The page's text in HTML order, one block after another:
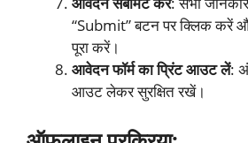
“Submit” बटन पर क्लिक करें
पूरा करें।
आवेदन फॉर्म का प्रिंट आउट लें:
आउट लेकर सुरक्षित रखें।